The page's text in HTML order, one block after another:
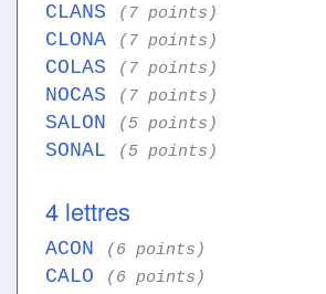
CLANS (7 points)
CLONA (7 points)
COLAS (7 points)
NOCAS (7 points)
SALON (5 points)
SONAL (5 points)
4 lettres
ACON (6 points)
CALO (6 points)